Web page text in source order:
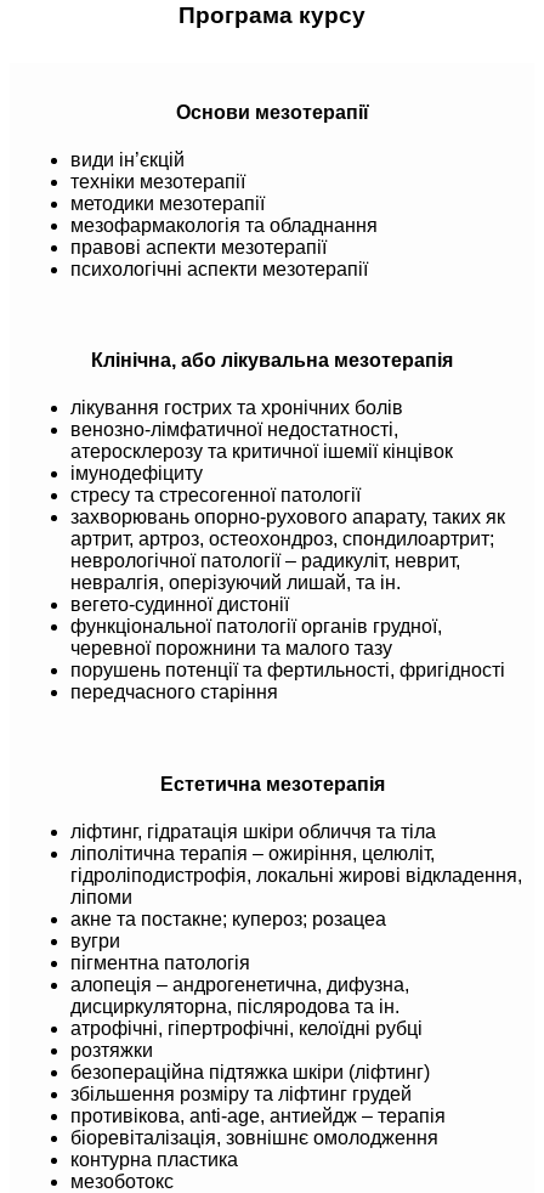
Програма курсу
Основи мезотерапії
види ін’єкцій
техніки мезотерапії
методики мезотерапії
мезофармакологія та обладнання
правові аспекти мезотерапії
психологічні аспекти мезотерапії
Клінічна, або лікувальна мезотерапія
лікування гострих та хронічних болів
венозно-лімфатичної недостатності,
атеросклерозу та критичної ішемії кінцівок
імунодефіциту
стресу та стресогенної патології
захворювань опорно-рухового апарату, таких як
артрит, артроз, остеохондроз, спондилоартрит;
неврологічної патології – радикуліт, неврит,
невралгія, оперізуючий лишай, та ін.
вегето-судинної дистонії
функціональної патології органів грудної,
черевної порожнини та малого тазу
порушень потенції та фертильності, фригідності
передчасного старіння
Естетична мезотерапія
ліфтинг, гідратація шкіри обличчя та тіла
ліполітична терапія – ожиріння, целюліт,
гідроліподистрофія, локальні жирові відкладення,
ліпоми
акне та постакне; купероз; розацеа
вугри
пігментна патологія
алопеція – андрогенетична, дифузна,
дисциркуляторна, післяродова та ін.
атрофічні, гіпертрофічні, келоїдні рубці
розтяжки
безопераційна підтяжка шкіри (ліфтинг)
збільшення розміру та ліфтинг грудей
противікова, аnti-age, антиейдж – терапія
біоревіталізація, зовнішнє омолодження
контурна пластика
мезоботокс